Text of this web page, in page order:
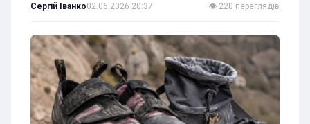
Сергій Іванко02.06.2026 20:37 👁 220 переглядів